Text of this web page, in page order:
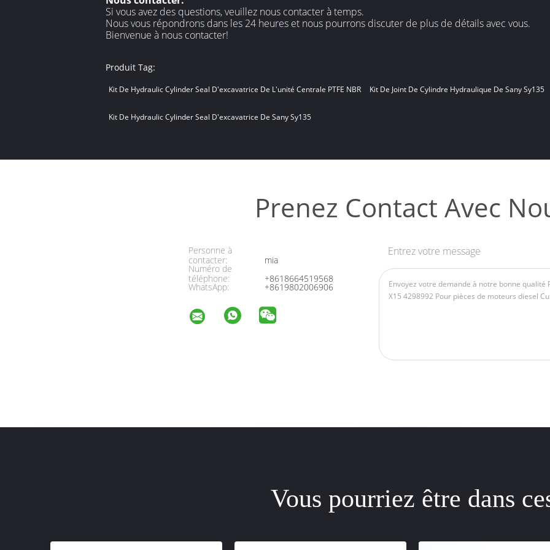
Si vous avez des questions, veuillez nous contacter à temps.
Nous vous répondrons dans les 24 heures et nous pourrons discuter de plus de détails avec vous.
Bienvenue à nous contacter!
Produit Tag:
Kit De Hydraulic Cylinder Seal D'excavatrice De L'unité Centrale PTFE NBR Kit De Joint De Cylindre Hydraulique De Sany Sy135
Kit De Hydraulic Cylinder Seal D'excavatrice De Sany Sy135
Prenez Contact Avec
Personne à
contacter:
mia
Numéro de
téléphone:
+8618664519568
WhatsApp: +8619802006906
Entrez votre message
Vous pourriez être dans